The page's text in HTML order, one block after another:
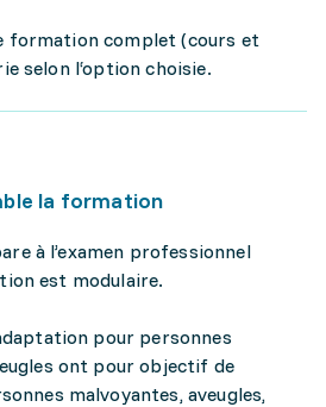
formation complet (cours et
selon l‘option choisie.
la formation
à l’examen professionnel
est modulaire.
pour personnes
ont pour objectif de
malvoyantes, aveugles,